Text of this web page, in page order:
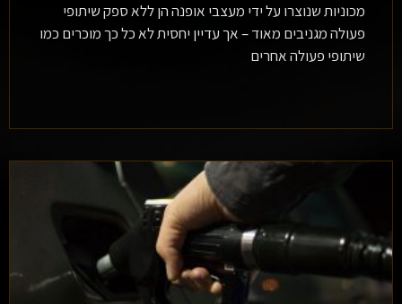
מכוניות שנוצרו על ידי מעצבי אופנה הן ללא ספק שיתופי
פעולה מגניבים מאוד – אך עדיין יחסית לא כל כך מוכרים כמו
שיתופי פעולה אחרים